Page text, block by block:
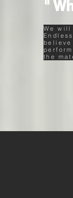
"
We
believe
the